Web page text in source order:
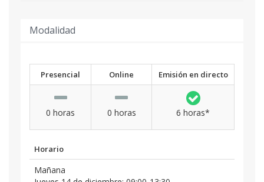
Modalidad
Presencial Online Emisión en directo
0 horas 0 horas 6 horas*
Horario
Mañana